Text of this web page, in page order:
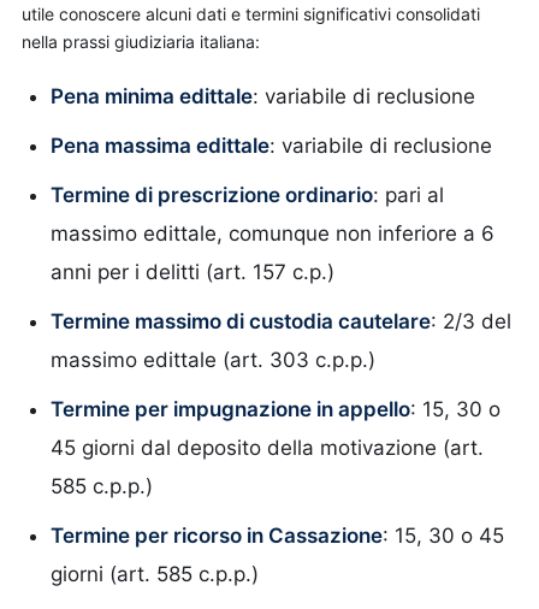
utile conoscere alcuni dati e termini significativi consolidati
nella prassi giudiziaria italiana:
Pena minima edittale: variabile di reclusione
Pena massima edittale: variabile di reclusione
Termine di prescrizione ordinario: pari al
massimo edittale, comunque non inferiore a 6
anni per i delitti (art. 157 c.p.)
Termine massimo di custodia cautelare: 2/3 del
massimo edittale (art. 303 c.p.p.)
Termine per impugnazione in appello: 15, 30 o
45 giorni dal deposito della motivazione (art.
585 c.p.p.)
Termine per ricorso in Cassazione: 15, 30 o 45
giorni (art. 585 c.p.p.)